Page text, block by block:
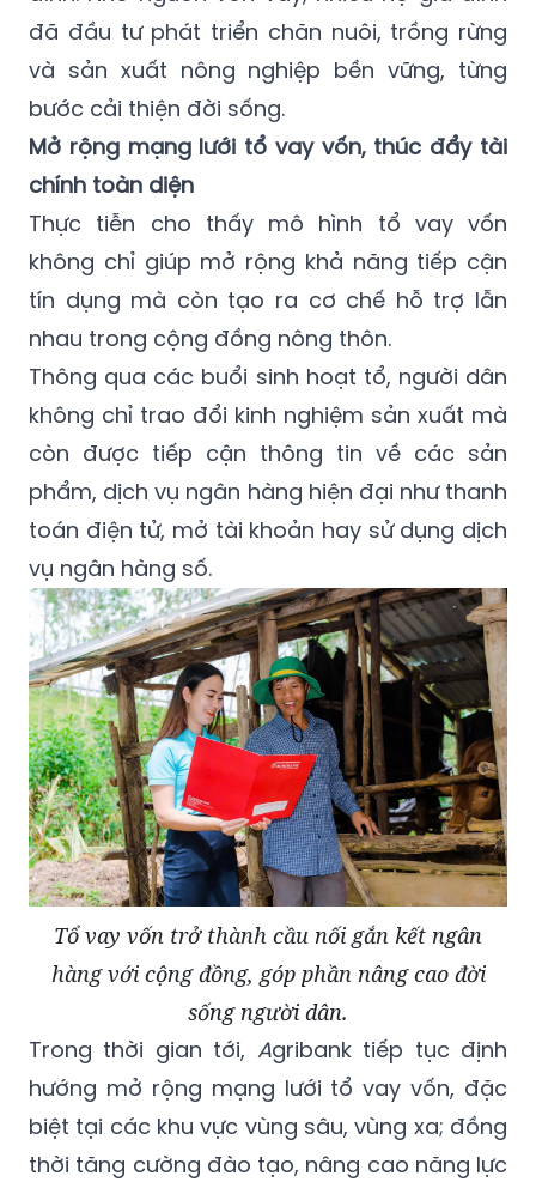
đã đầu tư phát triển chăn nuôi, trồng rừng
và sản xuất nông nghiệp bền vững, từng
bước cải thiện đời sống.
Mở rộng mạng lưới tổ vay vốn, thúc đẩy tài
chính toàn diện
Thực tiễn cho thấy mô hình tổ vay vốn
không chỉ giúp mở rộng khả năng tiếp cận
tín dụng mà còn tạo ra cơ chế hỗ trợ lẫn
nhau trong cộng đồng nông thôn.
Thông qua các buổi sinh hoạt tổ, người dân
không chỉ trao đổi kinh nghiệm sản xuất mà
còn được tiếp cận thông tin về các sản
phẩm, dịch vụ ngân hàng hiện đại như thanh
toán điện tử, mở tài khoản hay sử dụng dịch
vụ ngân hàng số.
Tổ vay vốn trở thành cầu nối gắn kết ngân
hàng với cộng đồng, góp phần nâng cao đời
sống người dân.
Trong thời gian tới, Agribank tiếp tục định
hướng mở rộng mạng lưới tổ vay vốn, đặc
biệt tại các khu vực vùng sâu, vùng xa; đồng
thời tăng cường đào tạo, nâng cao năng lực